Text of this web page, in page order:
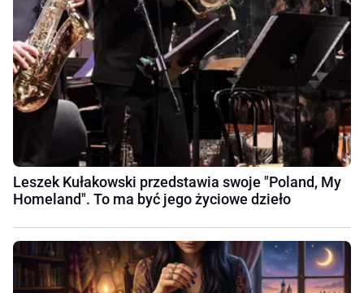
Leszek Kułakowski przedstawia swoje "Poland, My
Homeland". To ma być jego życiowe dzieło